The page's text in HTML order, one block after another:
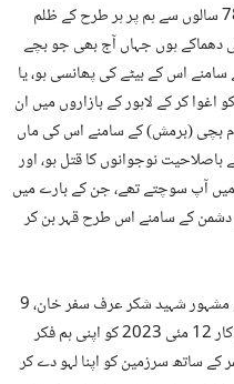
یا اس کی وجہ یہ بےغیرت پنجابی ہیں جو 78 سالوں سے ہم پر ہر طرح کے ظلم
دھماکے ہوں جہاں آج بھی جو بچے
سامنے اس کے بیٹے کی پھانسی ہو، یا
اغوا کر کے لاہور کے بازاروں میں ان
بچی (برمش) کے سامنے اس کی ماں
باصلاحیت نوجوانوں کا قتل ہو، اور
آپ سوچتے تھے، جن کے بارے میں
دشمن کے سامنے اس طرح قہر بن کر
مکران کے پہاڑوں میں استاد سفو کے نام سے مشہور شہید شکر عرف سفر خان، 9
سالوں تک دشمن کو دھول چٹاتا رہا اور آخر کار 12 مئی 2023 کو اپنی ہم فکر
کے ساتھ سرزمین کو اپنا لہو دے کر